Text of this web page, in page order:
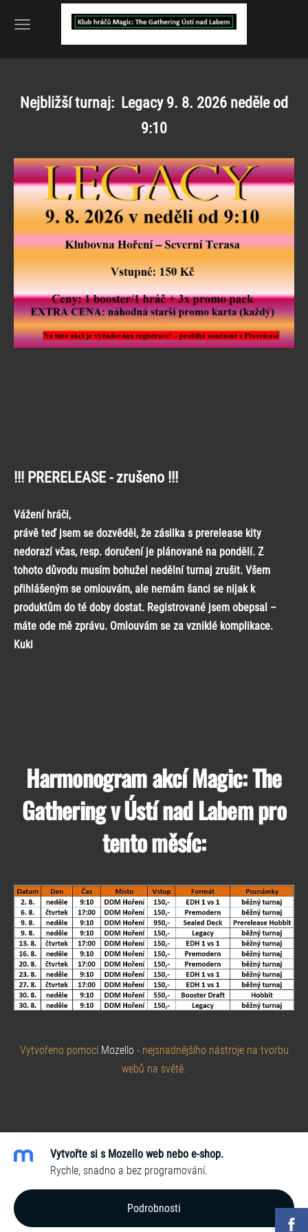
Nejbližší turnaj: Legacy 9. 8. 2026 neděle od
9:10
!!! PRERELEASE - zrušeno !!!
Vážení hráči,
právě teď jsem se dozvěděl, že zásilka s prerelease kity
nedorazí včas, resp. doručení je plánované na pondělí. Z
tohoto důvodu musím bohužel nedělní turnaj zrušit. Všem
přihlášeným se omlouvám, ale nemám šanci se nijak k
produktům do té doby dostat. Registrované jsem obepsal –
máte ode mě zprávu. Omlouvám se za vzniklé komplikace.
Kuki
Harmonogram akcí Magic: The
Gathering v Ústí nad Labem pro
tento měsíc:
Vytvořeno pomocí Mozello - nejsnadnějšího nástroje na tvorbu
webů na světě.
Vytvořte si s Mozello web nebo e-shop.
Rychle, snadno a bez programování.
Podrobnosti